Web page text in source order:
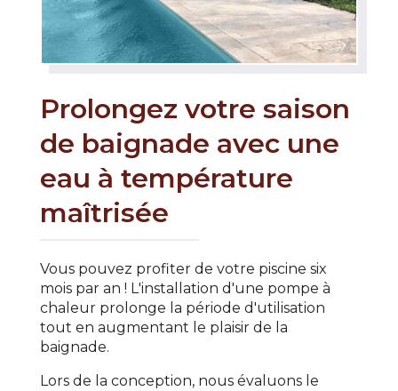
Prolongez votre saison
de baignade avec une
eau à température
maîtrisée
Vous pouvez profiter de votre piscine six
mois par an ! L'installation d'une pompe à
chaleur prolonge la période d'utilisation
tout en augmentant le plaisir de la
baignade.
Lors de la conception, nous évaluons le